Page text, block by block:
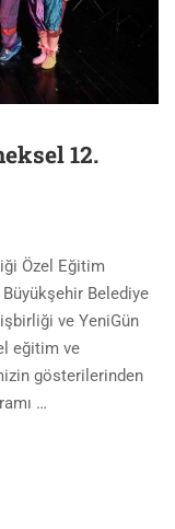
12.
Özel Eğitim
Belediye
ve YeniGün
eğitim ve
gösterilerinden
…